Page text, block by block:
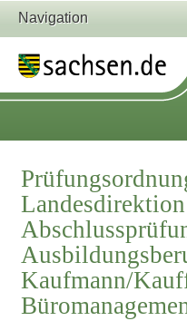
Navigation
Kaufmann/